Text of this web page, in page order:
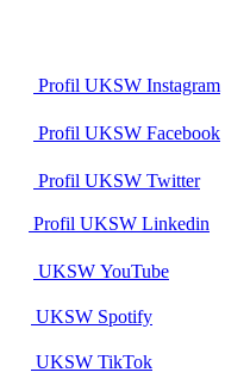
Profil UKSW Instagram
Profil UKSW Facebook
Profil UKSW Twitter
Profil UKSW Linkedin
UKSW YouTube
UKSW Spotify
UKSW TikTok